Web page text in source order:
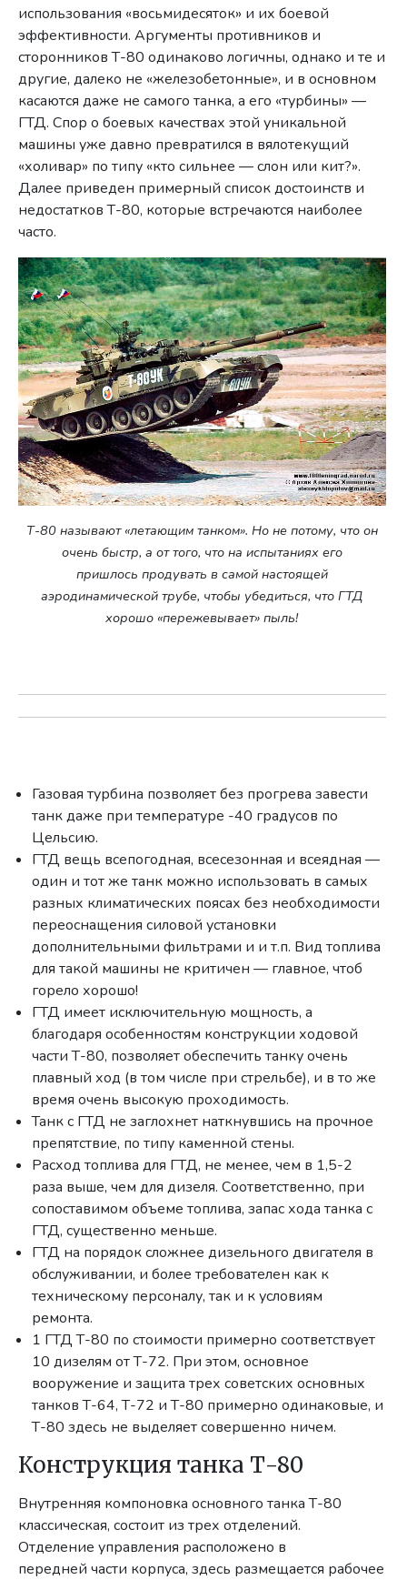
использования «восьмидесяток» и их боевой
эффективности. Аргументы противников и
сторонников Т-80 одинаково логичны, однако и те и
другие, далеко не «железобетонные», и в основном
касаются даже не самого танка, а его «турбины» —
ГТД. Спор о боевых качествах этой уникальной
машины уже давно превратился в вялотекущий
«холивар» по типу «кто сильнее — слон или кит?».
Далее приведен примерный список достоинств и
недостатков Т-80, которые встречаются наиболее
часто.
Т-80 называют «летающим танком». Но не потому, что он
очень быстр, а от того, что на испытаниях его
пришлось продувать в самой настоящей
аэродинамической трубе, чтобы убедиться, что ГТД
хорошо «пережевывает» пыль!
Газовая турбина позволяет без прогрева завести
танк даже при температуре -40 градусов по
Цельсию.
ГТД вещь всепогодная, всесезонная и всеядная —
один и тот же танк можно использовать в самых
разных климатических поясах без необходимости
переоснащения силовой установки
дополнительными фильтрами и и т.п. Вид топлива
для такой машины не критичен — главное, чтоб
горело хорошо!
ГТД имеет исключительную мощность, а
благодаря особенностям конструкции ходовой
части Т-80, позволяет обеспечить танку очень
плавный ход (в том числе при стрельбе), и в то же
время очень высокую проходимость.
Танк с ГТД не заглохнет наткнувшись на прочное
препятствие, по типу каменной стены.
Расход топлива для ГТД, не менее, чем в 1,5-2
раза выше, чем для дизеля. Соответственно, при
сопоставимом объеме топлива, запас хода танка с
ГТД, существенно меньше.
ГТД на порядок сложнее дизельного двигателя в
обслуживании, и более требователен как к
техническому персоналу, так и к условиям
ремонта.
1 ГТД Т-80 по стоимости примерно соответствует
10 дизелям от Т-72. При этом, основное
вооружение и защита трех советских основных
танков Т-64, Т-72 и Т-80 примерно одинаковые, и
Т-80 здесь не выделяет совершенно ничем.
Конструкция танка Т-80
Внутренняя компоновка основного танка Т-80
классическая, состоит из трех отделений.
Отделение управления расположено в
передней части корпуса, здесь размещается рабочее